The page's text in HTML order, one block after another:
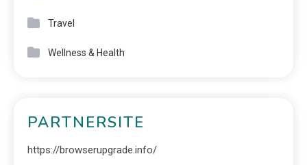
Travel
Wellness & Health
PARTNERSITE
https://browserupgrade.info/